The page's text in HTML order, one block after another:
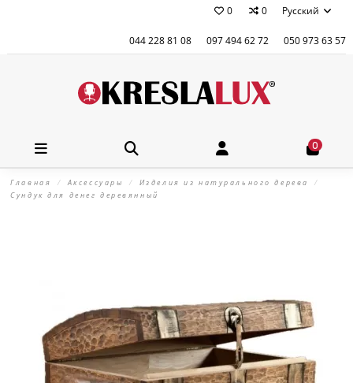
0 0 Русский
044 228 81 08 097 494 62 72 050 973 63 57
0
Главная Аксессуары
Изделия из натурального дерева
Сундук для денег деревянный